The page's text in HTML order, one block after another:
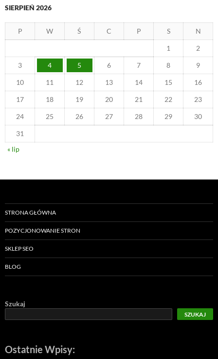
SIERPIEŃ 2026
P W Ś C P S N
1 2
3 4 5 6 7 8 9
10 11 12 13 14 15 16
17 18 19 20 21 22 23
24 25 26 27 28 29 30
31
« lip
STRONA GŁÓWNA
POZYCJONOWANIE STRON
SKLEP SEO
BLOG
Szukaj
SZUKAJ
Ostatnie Wpisy: